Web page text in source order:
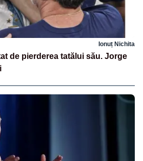
Ionuț Nichita
de pierderea tatălui său. Jorge